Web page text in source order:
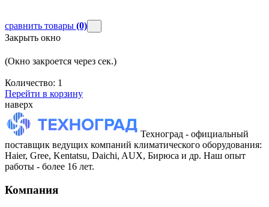
сравнить товары (0)
Закрыть окно
(Окно закроется через сек.)
Количество: 1
Перейти в корзину
наверх
Техноград - официальный
поставщик ведущих компаний климатического оборудования:
Haier, Gree, Kentatsu, Daichi, AUX, Бирюса и др. Наш опыт
работы - более 16 лет.
Компания